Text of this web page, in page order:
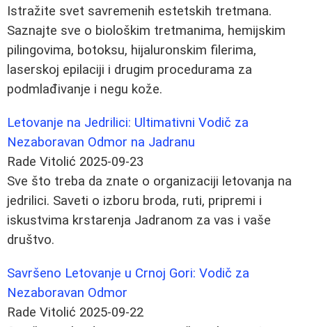
Istražite svet savremenih estetskih tretmana.
Saznajte sve o biološkim tretmanima, hemijskim
pilingovima, botoksu, hijaluronskim filerima,
laserskoj epilaciji i drugim procedurama za
podmlađivanje i negu kože.
Letovanje na Jedrilici: Ultimativni Vodič za
Nezaboravan Odmor na Jadranu
Rade Vitolić 2025-09-23
Sve što treba da znate o organizaciji letovanja na
jedrilici. Saveti o izboru broda, ruti, pripremi i
iskustvima krstarenja Jadranom za vas i vaše
društvo.
Savršeno Letovanje u Crnoj Gori: Vodič za
Nezaboravan Odmor
Rade Vitolić 2025-09-22